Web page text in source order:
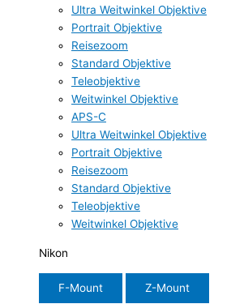
Ultra Weitwinkel Objektive
Portrait Objektive
Reisezoom
Standard Objektive
Teleobjektive
Weitwinkel Objektive
APS-C
Ultra Weitwinkel Objektive
Portrait Objektive
Reisezoom
Standard Objektive
Teleobjektive
Weitwinkel Objektive
Nikon
F-Mount
Z-Mount